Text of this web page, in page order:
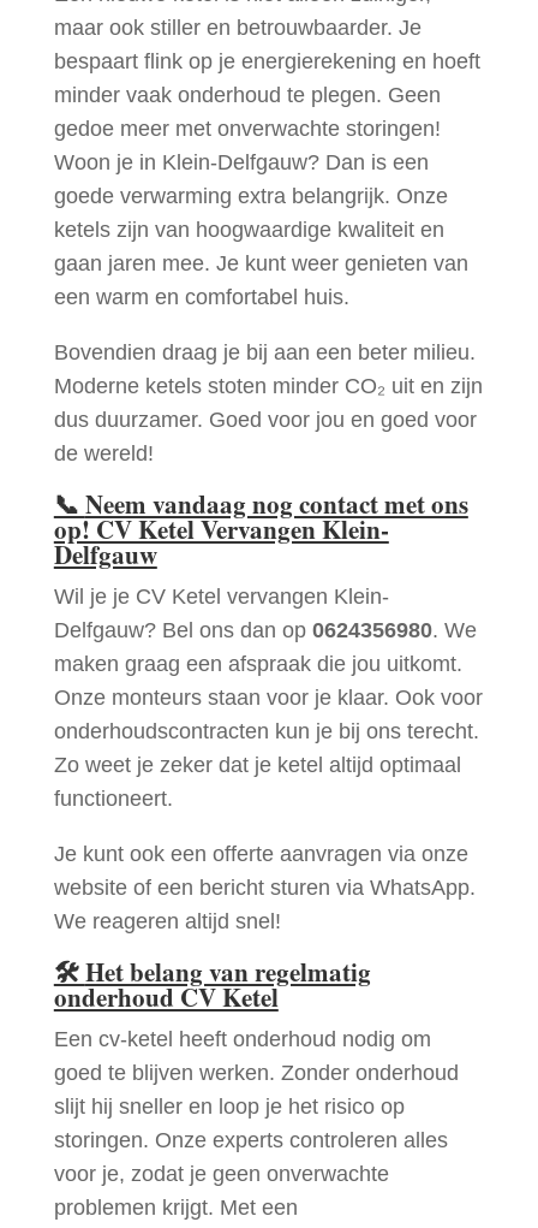
maar ook stiller en betrouwbaarder. Je
bespaart flink op je energierekening en hoeft
minder vaak onderhoud te plegen. Geen
gedoe meer met onverwachte storingen!
Woon je in Klein-Delfgauw? Dan is een
goede verwarming extra belangrijk. Onze
ketels zijn van hoogwaardige kwaliteit en
gaan jaren mee. Je kunt weer genieten van
een warm en comfortabel huis.
Bovendien draag je bij aan een beter milieu.
Moderne ketels stoten minder CO₂ uit en zijn
dus duurzamer. Goed voor jou en goed voor
de wereld!
📞 Neem vandaag nog contact met ons
op! CV Ketel Vervangen Klein-
Delfgauw
Wil je je CV Ketel vervangen Klein-
Delfgauw? Bel ons dan op 0624356980. We
maken graag een afspraak die jou uitkomt.
Onze monteurs staan voor je klaar. Ook voor
onderhoudscontracten kun je bij ons terecht.
Zo weet je zeker dat je ketel altijd optimaal
functioneert.
Je kunt ook een offerte aanvragen via onze
website of een bericht sturen via WhatsApp.
We reageren altijd snel!
🛠Het belang van regelmatig
onderhoud CV Ketel
Een cv-ketel heeft onderhoud nodig om
goed te blijven werken. Zonder onderhoud
slijt hij sneller en loop je het risico op
storingen. Onze experts controleren alles
voor je, zodat je geen onverwachte
problemen krijgt. Met een